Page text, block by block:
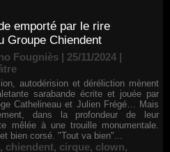
emporté par le rire
Groupe Chiendent
Fougniès | 25/11/2024 |
autodérision et déréliction mènent
sarabande écrite et jouée par
Cathelineau et Julien Frégé… Mais
dans la profondeur de leur
mêlée à une trouille monumentale.
bien corsé. "Tout va bien"...
, chiendent, cirque, clown,